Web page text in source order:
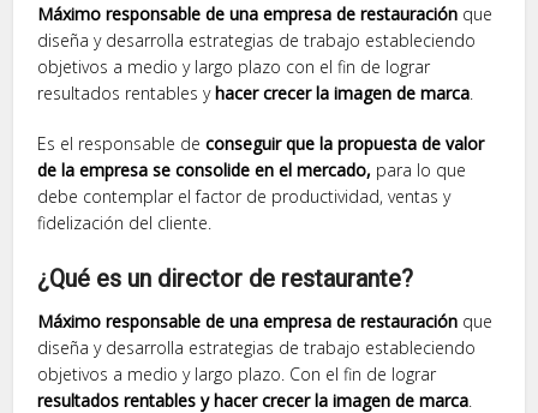
Máximo responsable de una empresa de restauración que
diseña y desarrolla estrategias de trabajo estableciendo
objetivos a medio y largo plazo con el fin de lograr
resultados rentables yhacer crecer la imagen de marca
Es el responsable deconseguir que la propuesta de valor
de la empresa se consolide en el mercado, para lo que
debe contemplar el factor de productividad, ventas y
fidelización del cliente.
¿Qué es un director de restaurante?
Máximo responsable de una empresa de restauración que
diseña y desarrolla estrategias de trabajo estableciendo
objetivos a medio y largo plazo. Con el fin de lograr
resultados rentables y hacer crecer la imagen de marca